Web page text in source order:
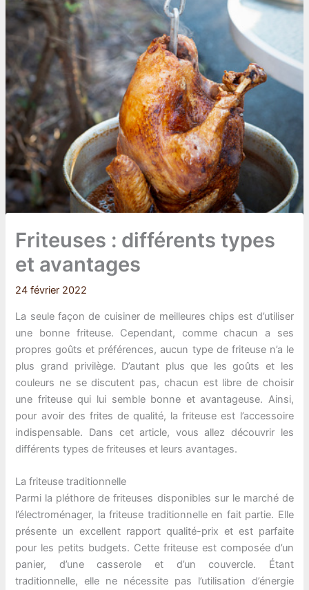
Friteuses : différents types
et avantages
24 février 2022
La seule façon de cuisiner de meilleures chips est d’utiliser
une bonne friteuse. Cependant, comme chacun a ses
propres goûts et préférences, aucun type de friteuse n’a le
plus grand privilège. D’autant plus que les goûts et les
couleurs ne se discutent pas, chacun est libre de choisir
une friteuse qui lui semble bonne et avantageuse. Ainsi,
pour avoir des frites de qualité, la friteuse est l’accessoire
indispensable. Dans cet article, vous allez découvrir les
différents types de friteuses et leurs avantages.
La friteuse traditionnelle
Parmi la pléthore de friteuses disponibles sur le marché de
l’électroménager, la friteuse traditionnelle en fait partie. Elle
présente un excellent rapport qualité-prix et est parfaite
pour les petits budgets. Cette friteuse est composée d’un
panier, d’une casserole et d’un couvercle. Étant
traditionnelle, elle ne nécessite pas l’utilisation d’énergie